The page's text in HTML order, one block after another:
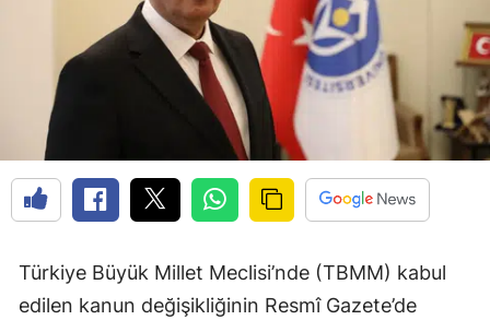
Türkiye Büyük Millet Meclisi’nde (TBMM) kabul
edilen kanun değişikliğinin Resmî Gazete’de